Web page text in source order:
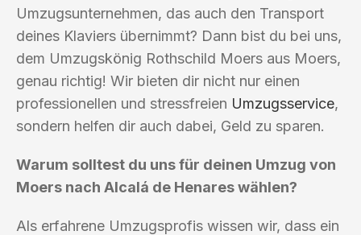
Umzugsunternehmen, das auch den Transport
deines Klaviers übernimmt? Dann bist du bei uns,
dem Umzugskönig Rothschild Moers aus Moers,
genau richtig! Wir bieten dir nicht nur einen
professionellen und stressfreien Umzugsservice,
sondern helfen dir auch dabei, Geld zu sparen.
Warum solltest du uns für deinen Umzug von
Moers nach Alcalá de Henares wählen?
Als erfahrene Umzugsprofis wissen wir, dass ein